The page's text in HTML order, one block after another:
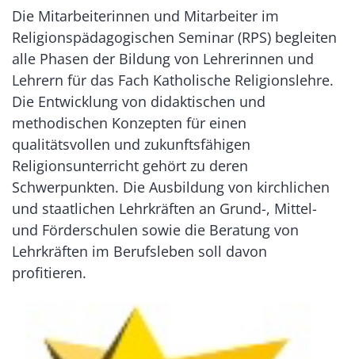
Die Mitarbeiterinnen und Mitarbeiter im
Religionspädagogischen Seminar (RPS) begleiten
alle Phasen der Bildung von Lehrerinnen und
Lehrern für das Fach Katholische Religionslehre.
Die Entwicklung von didaktischen und
methodischen Konzepten für einen
qualitätsvollen und zukunftsfähigen
Religionsunterricht gehört zu deren
Schwerpunkten. Die Ausbildung von kirchlichen
und staatlichen Lehrkräften an Grund-, Mittel-
und Förderschulen sowie die Beratung von
Lehrkräften im Berufsleben soll davon
profitieren.